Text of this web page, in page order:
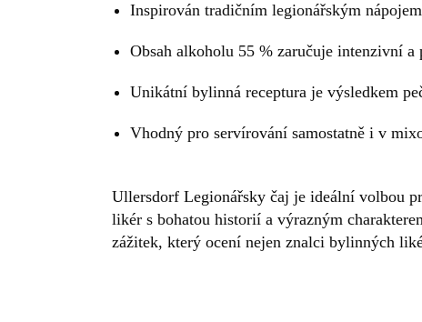
Inspirován tradičním legionářským
Obsah alkoholu 55 % zaručuje intenzivní a
Unikátní bylinná receptura je výsledkem
Vhodný pro servírování samostatně i v
Ullersdorf Legionářsky čaj je ideální volbou
likér s bohatou historií a výrazným
zážitek, který ocení nejen znalci bylinných